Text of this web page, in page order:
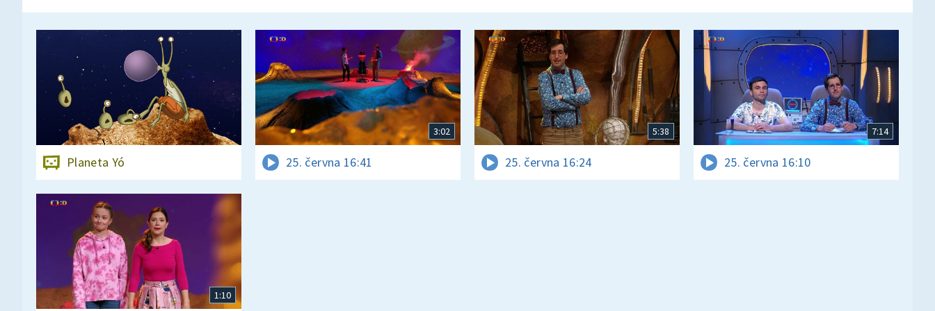
Planeta Yó
3:02
25. června 16:41
5:38
25. června 16:24
7:14
25. června 16:10
1:10